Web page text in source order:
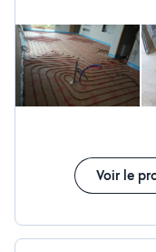
Voir le